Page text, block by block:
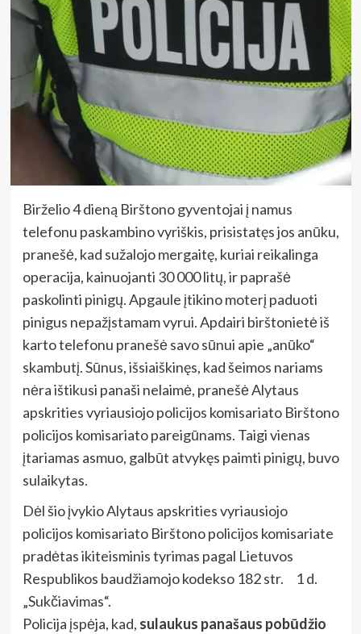
Birželio 4 dieną Birštono gyventojai į namus
telefonu paskambino vyriškis, prisistatęs jos anūku,
pranešė, kad sužalojo mergaitę, kuriai reikalinga
operacija, kainuojanti 30 000 litų, ir paprašė
paskolinti pinigų. Apgaule įtikino moterį paduoti
pinigus nepažįstamam vyrui. Apdairi birštonietė iš
karto telefonu pranešė savo sūnui apie „anūko“
skambutį. Sūnus, išsiaiškinęs, kad šeimos nariams
nėra ištikusi panaši nelaimė, pranešė Alytaus
apskrities vyriausiojo policijos komisariato Birštono
policijos komisariato pareigūnams. Taigi vienas
įtariamas asmuo, galbūt atvykęs paimti pinigų, buvo
sulaikytas.
Dėl šio įvykio Alytaus apskrities vyriausiojo
policijos komisariato Birštono policijos komisariate
pradėtas ikiteisminis tyrimas pagal Lietuvos
Respublikos baudžiamojo kodekso 182 str. 1 d.
„Sukčiavimas“.
Policija įspėja, kad, sulaukus panašaus pobūdžio